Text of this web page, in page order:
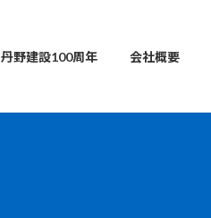
丹野建設100周年 会社概要